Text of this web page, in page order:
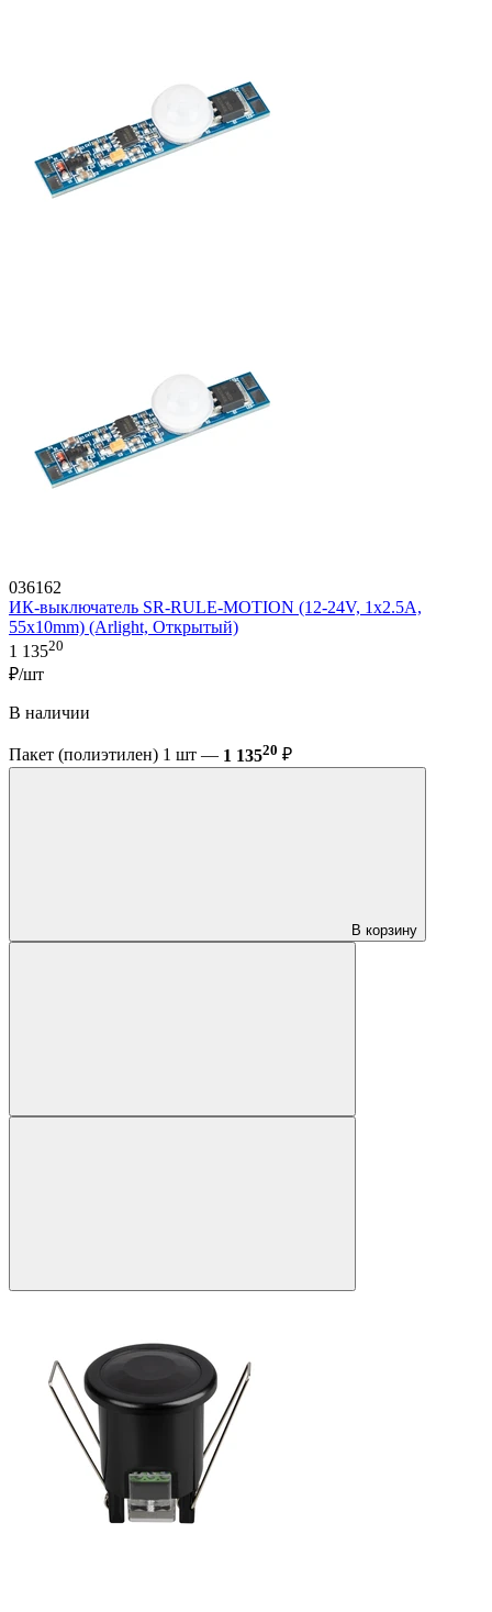
036162
ИК-выключатель SR-RULE-MOTION (12-24V, 1x2.5A,
55x10mm) (Arlight, Открытый)
1 13520
₽/шт
В наличии
Пакет (полиэтилен) 1 шт — 1 13520 ₽
В корзину